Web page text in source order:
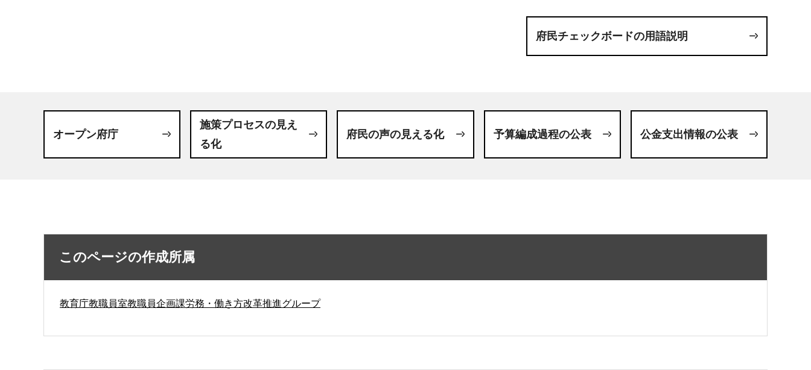
府民チェックボードの用語説明
オープン府庁
施策プロセスの見え
る化
府民の声の見える化 予算編成過程の公表 公金支出情報の公表
このページの作成所属
教育庁教職員室教職員企画課労務・働き方改革推進グループ